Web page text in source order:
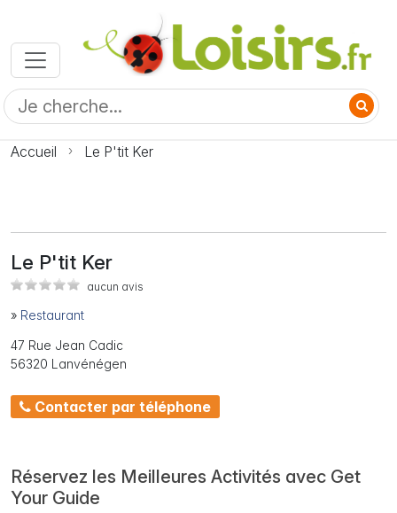
Accueil Le P'tit Ker
Le P'tit Ker
aucun avis
» Restaurant
47 Rue Jean Cadic
56320 Lanvénégen
Contacter par téléphone
Réservez les Meilleures Activités avec Get
Your Guide